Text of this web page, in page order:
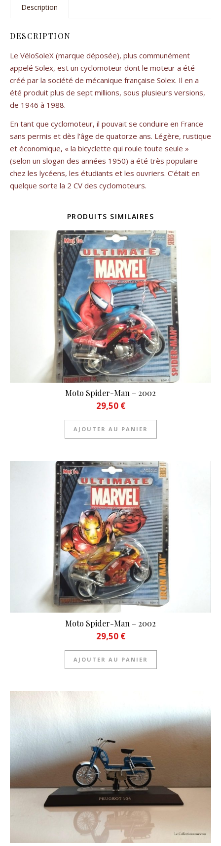
Description
DESCRIPTION
Le VéloSoleX (marque déposée), plus communément
appelé Solex, est un cyclomoteur dont le moteur a été
créé par la société de mécanique française Solex. Il en a
été produit plus de sept millions, sous plusieurs versions,
de 1946 à 1988.
En tant que cyclomoteur, il pouvait se conduire en France
sans permis et dès l’âge de quatorze ans. Légère, rustique
et économique, « la bicyclette qui roule toute seule »
(selon un slogan des années 1950) a été très populaire
chez les lycéens, les étudiants et les ouvriers. C’était en
quelque sorte la 2 CV des cyclomoteurs.
PRODUITS SIMILAIRES
Moto Spider-Man – 2002
29,50 €
AJOUTER AU PANIER
Moto Spider-Man – 2002
29,50 €
AJOUTER AU PANIER